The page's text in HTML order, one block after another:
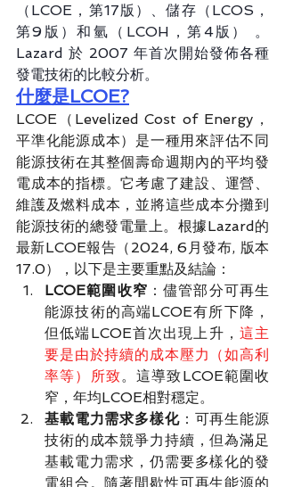
（LCOE，第17版）、儲存（LCOS，
第9版）和氫（LCOH，第4版） 。
Lazard 於 2007 年首次開始發佈各種
發電技術的比較分析。
什麼是LCOE?
LCOE（Levelized Cost of Energy，
平準化能源成本）是一種用來評估不同
能源技術在其整個壽命週期內的平均發
電成本的指標。它考慮了建設、運營、
維護及燃料成本，並將這些成本分攤到
能源技術的總發電量上。根據Lazard的
最新LCOE報告（2024, 6月發布, 版本
17.0），以下是主要重點及結論：
LCOE範圍收窄 ：儘管部分可再生
能源技術的高端LCOE有所下降，
但低端LCOE首次出現上升， 這主
要是由於持續的成本壓力（如高利
率等）所致。這導致LCOE範圍收
窄，年均LCOE相對穩定。
基載電力需求多樣化：可再生能源
技術的成本競爭力持續，但為滿足
基載電力需求，仍需要多樣化的發
電組合。隨著間歇性可再生能源的